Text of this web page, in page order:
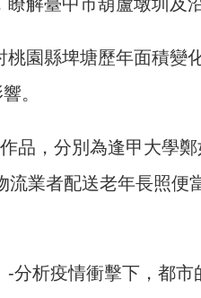
園縣埤塘歷年面積變
。
品，分別為逢甲大學
業者配送老年長照便
分析疫情衝擊下，都